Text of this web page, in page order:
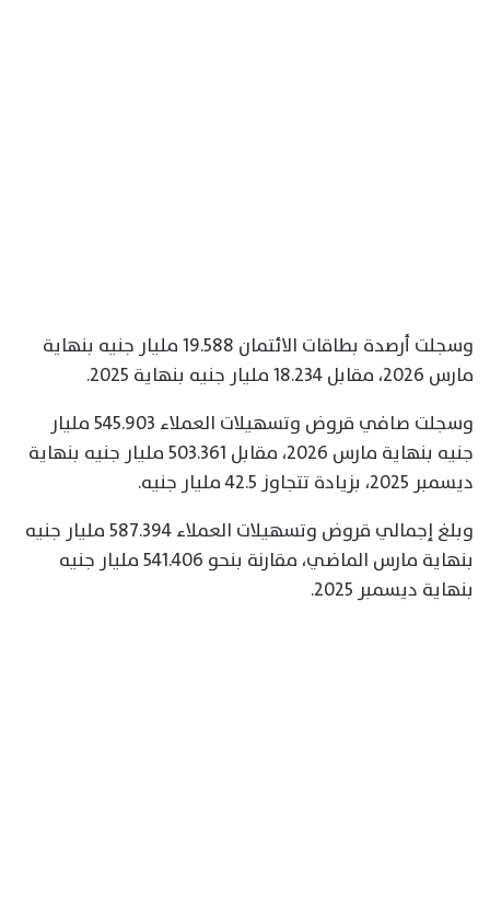
وسجلت أرصدة بطاقات الائتمان 19.588 مليار جنيه بنهاية
مارس 2026، مقابل 18.234 مليار جنيه بنهاية 2025.
وسجلت صافي قروض وتسهيلات العملاء 545.903 مليار
جنيه بنهاية مارس 2026، مقابل 503.361 مليار جنيه بنهاية
ديسمبر 2025، بزيادة تتجاوز 42.5 مليار جنيه.
وبلغ إجمالي قروض وتسهيلات العملاء 587.394 مليار جنيه
بنهاية مارس الماضي، مقارنة بنحو 541.406 مليار جنيه
بنهاية ديسمبر 2025.